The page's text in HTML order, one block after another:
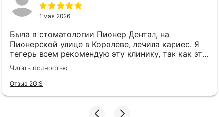
1 мая 2026
Была в стоматологии Пионер Дентал, на
Пионерской улице в Королеве, лечила кариес. Я
теперь всем рекомендую эту клинику, так как это
реально лучшая стоматология Королёва. Клиника
оснащена отличным современным
оборудованием, администраторы вежливые,
Читать полностью
Отзыв 2GIS